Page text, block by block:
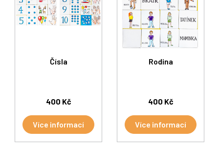
Čísla
400 Kč
Více informací
Rodina
400 Kč
Více informací